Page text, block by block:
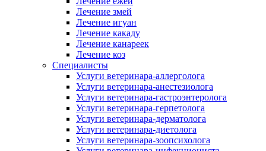
Лечение змей
Лечение игуан
Лечение какаду
Лечение канареек
Лечение коз
Специалисты
Услуги ветеринара-аллерголога
Услуги ветеринара-анестезиолога
Услуги ветеринара-гастроэнтеролога
Услуги ветеринара-герпетолога
Услуги ветеринара-дерматолога
Услуги ветеринара-диетолога
Услуги ветеринара-зоопсихолога